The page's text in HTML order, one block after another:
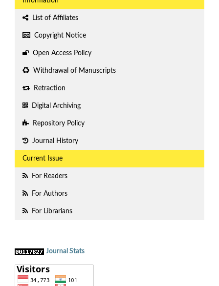
List of Affiliates
Copyright Notice
Open Access Policy
Withdrawal of Manuscripts
Retraction
Digital Archiving
Repository Policy
Journal History
Current Issue
For Readers
For Authors
For Librarians
Journal Stats